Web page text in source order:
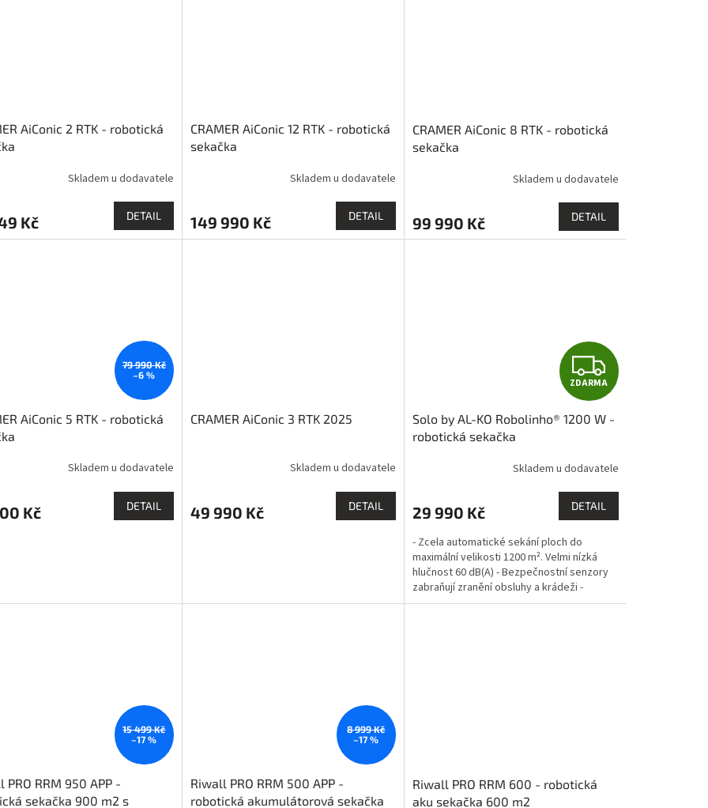
AiConic 2 RTK - robotická
Skladem u dodavatele
Kč DETAIL
CRAMER AiConic 12 RTK - robotická
sekačka
Skladem u dodavatele
149 990 Kč DETAIL
CRAMER AiConic 8 RTK - robotická
sekačka
Skladem u dodavatele
99 990 Kč DETAIL
79 990 Kč
–6 %
AiConic 5 RTK - robotická
Skladem u dodavatele
Kč DETAIL
CRAMER AiConic 3 RTK 2025
Skladem u dodavatele
49 990 Kč DETAIL
Z
D
A
R
M
A
ZDARMA
Solo by AL-KO Robolinho® 1200 W -
robotická sekačka
Skladem u dodavatele
29 990 Kč DETAIL
- Zcela automatické sekání ploch do
maximální velikosti 1200 m². Velmi nízká
hlučnost 60 dB(A) - Bezpečnostní senzory
zabraňují zranění obsluhy a krádeži -
Jednoduchá instalace...
15 499 Kč
–17 %
PRO RRM 950 APP -
sekačka 900 m2 s
8 999 Kč
–17 %
Riwall PRO RRM 500 APP -
robotická akumulátorová sekačka
Riwall PRO RRM 600 - robotická
aku sekačka 600 m2